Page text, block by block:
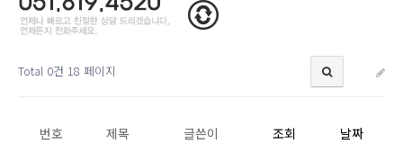
Total 0건 18 페이지
번호 제목 글쓴이 조회 날짜